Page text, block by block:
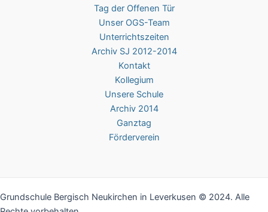
Tag der Offenen Tür
Unser OGS-Team
Unterrichtszeiten
Archiv SJ 2012-2014
Kontakt
Kollegium
Unsere Schule
Archiv 2014
Ganztag
Förderverein
Grundschule Bergisch Neukirchen in Leverkusen © 2024. Alle